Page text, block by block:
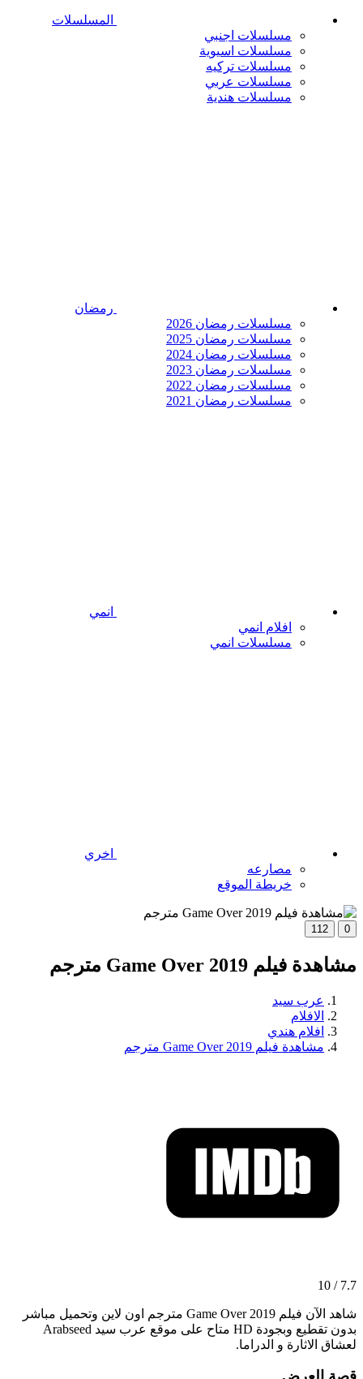
المسلسلات
مسلسلات اجنبي
مسلسلات اسيوية
مسلسلات تركيه
مسلسلات عربي
مسلسلات هندية
رمضان
مسلسلات رمضان 2026
مسلسلات رمضان 2025
مسلسلات رمضان 2024
مسلسلات رمضان 2023
مسلسلات رمضان 2022
مسلسلات رمضان 2021
انمي
افلام انمي
مسلسلات انمي
اخري
مصارعه
خريطة الموقع
0
112
مشاهدة فيلم Game Over 2019 مترجم
عرب سيد
الافلام
افلام هندي
مشاهدة فيلم Game Over 2019 مترجم
7.7 / 10
شاهد الآن فيلم Game Over 2019 مترجم اون لاين وتحميل مباشر
بدون تقطيع وبجودة HD متاح على موقع عرب سيد Arabseed
لعشاق الاثارة و الدراما.